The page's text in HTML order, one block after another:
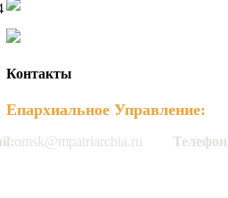
Контакты
Епархиальное Управление:
omsk@mpatriarchia.ru